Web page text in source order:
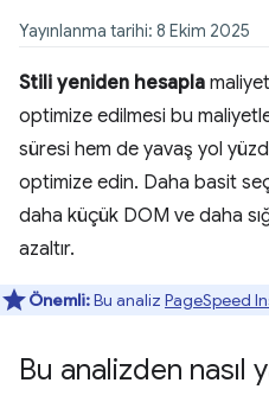
Yayınlanma tarihi: 8 Ekim 2025
Stili yeniden hesapla
optimize edilmesi bu
süresi hem de yavaş yol
optimize edin. Daha basit
daha küçük DOM ve daha
azaltır.
Önemli:Bu analiz PageSpeed
Bu analizden nasıl